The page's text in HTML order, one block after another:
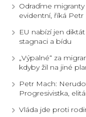
Odraďme
evidentní, říká Petr
EU nabízí jen
stagnaci a bídu
„Výpalné“ za
kdyby žil na jiné
Petr Mach:
Progresivistka,
Vláda jde proti